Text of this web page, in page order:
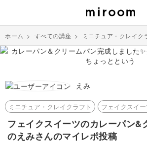
ホーム > すべての講座 > ミニチュア・クレイ
えみ
ミニチュア・クレイクラフト フェイクスイ
フェイクスイーツのカレーパン&
のえみさんのマイレポ投稿